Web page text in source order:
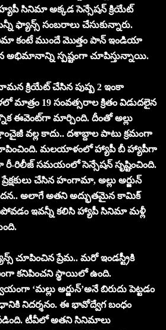
సినిమా అక్క‌డ సెన్సేష‌న్ క్రియేట్
ఫ్యాన్స్ సంబ‌రాలు చేసుకున్నారు.
కంటే ముందే మొత్తం పాన్ ఇండియా
అభిమానాన్ని స్పష్టంగా చూపిస్తున్నాయి.
క్రియేట్ చేసిన పుష్ప 2 ఇంకా
మాత్రం 19 సంవ‌త్స‌రాల క్రితం విడుద‌లైన
ఈవెంట్‌గా మార్చింది. దీంతో అల్లు
వ‌ల్ల కాదు.. ద‌శాబ్దాల పాటు క్ర‌మంగా
మలయాళంలో హ్యాపీ బీ హ్యాపీగా
రిలీజ్ సమయంలో సెన్సేషన్ సృష్టించింది.
చేసిన‌ హంగామా, అల్లు అర్జున్
అలాగే అతని అద్భుతమైన కామిక్
ఇవ‌న్నీ కలిసి హ్యాపీ సినిమా మళ్లీ
చూపించిన ప్రేమ‌.. మ‌రో ఇండ‌స్ట్రీకి
క‌నిపించ‌ని స్థాయిలో ఉంది.
‘మ‌ల్లు అర్జున్‌’అనే బిరుదు పెట్టడం
నిదర్శనం. ఈ భావోద్వేగ బంధం
టీవీలో అతని సినిమాలు